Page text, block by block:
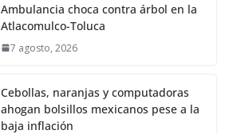
Ambulancia choca contra árbol en la
Atlacomulco-Toluca
7 agosto, 2026
Cebollas, naranjas y computadoras
ahogan bolsillos mexicanos pese a la
baja inflación